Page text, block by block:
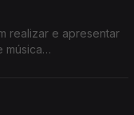
realizar e apresentar
música